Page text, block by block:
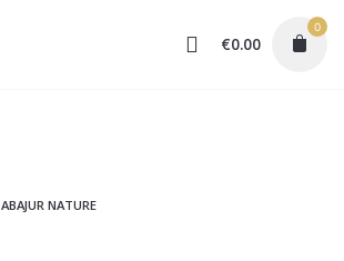
€0.00
0
ABAJUR NATURE